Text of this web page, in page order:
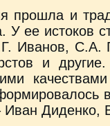
прошла и
У ее истоков
Иванов,
и
Иван Диденко,